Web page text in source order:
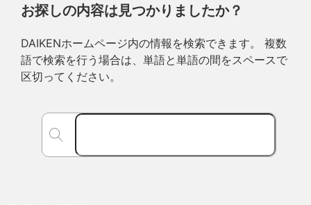
お探しの内容は見つかりましたか？
DAIKENホームページ内の情報を検索できます。 複数
語で検索を行う場合は、単語と単語の間をスペースで
区切ってください。